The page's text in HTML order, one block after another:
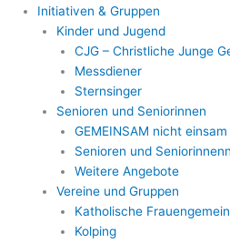
Initiativen & Gruppen
Kinder und Jugend
CJG – Christliche Junge
Messdiener
Sternsinger
Senioren und Seniorinnen
GEMEINSAM nicht einsam
Senioren und
Weitere Angebote
Vereine und Gruppen
Katholische
Kolping